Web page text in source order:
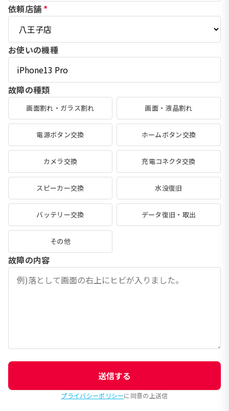
依頼店舗 *
お使いの機種
故障の種類
画面割れ・ガラス割れ 画面・液晶割れ
電源ボタン交換 ホームボタン交換
カメラ交換 充電コネクタ交換
スピーカー交換 水没復旧
バッテリー交換 データ復旧・取出
その他
故障の内容
送信する
プライバシーポリシーに同意の上送信